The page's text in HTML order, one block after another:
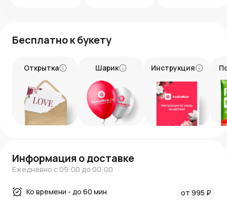
сейчас, чтобы подарить своим близким частичку
Бесплатно к букету
Открытка Шарик Инструкция
Информация о доставке
Ежедневно с 09:00 до 00:00
Ко времени - до 60 мин
от 995 ₽